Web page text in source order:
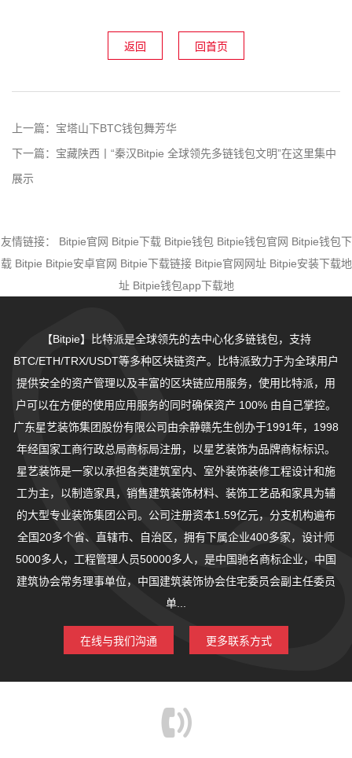
返回 回首页
上一篇： 宝塔山下BTC钱包舞芳华
下一篇： 宝藏陕西丨“秦汉Bitpie 全球领先多链钱包文明”在这里集中
展示
友情链接： Bitpie官网 Bitpie下载 Bitpie钱包 Bitpie钱包官网 Bitpie钱包下
载 Bitpie Bitpie安卓官网 Bitpie下载链接 Bitpie官网网址 Bitpie安装下载地
址 Bitpie钱包app下载地
【Bitpie】比特派是全球领先的去中心化多链钱包，支持
BTC/ETH/TRX/USDT等多种区块链资产。比特派致力于为全球用户
提供安全的资产管理以及丰富的区块链应用服务，使用比特派，用
户可以在方便的使用应用服务的同时确保资产 100% 由自己掌控。
广东星艺装饰集团股份有限公司由余静赣先生创办于1991年，1998
年经国家工商行政总局商标局注册，以星艺装饰为品牌商标标识。
星艺装饰是一家以承担各类建筑室内、室外装饰装修工程设计和施
工为主，以制造家具，销售建筑装饰材料、装饰工艺品和家具为辅
的大型专业装饰集团公司。公司注册资本1.59亿元，分支机构遍布
全国20多个省、直辖市、自治区，拥有下属企业400多家，设计师
5000多人，工程管理人员50000多人，是中国驰名商标企业，中国
建筑协会常务理事单位，中国建筑装饰协会住宅委员会副主任委员
单...
在线与我们沟通 更多联系方式